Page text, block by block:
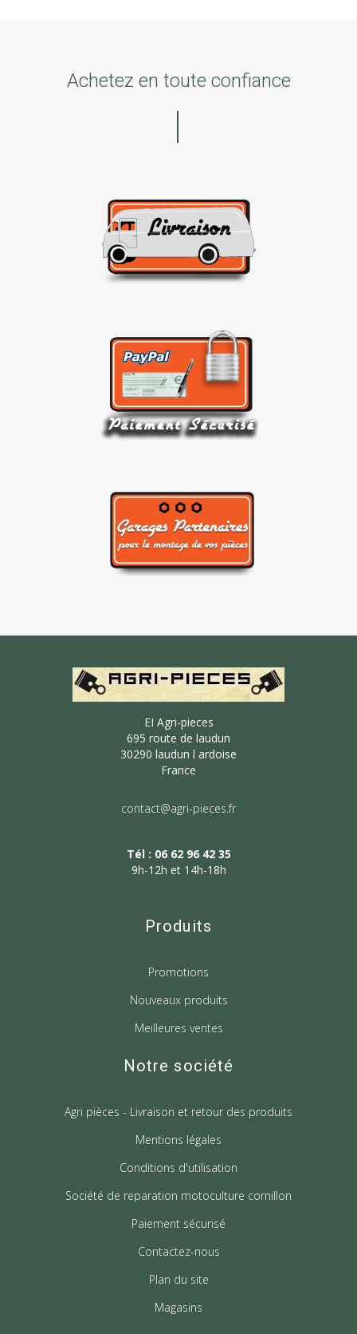
Achetez en toute confiance
EI Agri-pieces
695 route de laudun
30290 laudun l ardoise
France
contact@agri-pieces.fr
Tél : 06 62 96 42 35
9h-12h et 14h-18h
Produits
Promotions
Nouveaux produits
Meilleures ventes
Notre société
Agri pièces - Livraison et retour des produits
Mentions légales
Conditions d'utilisation
Société de reparation motoculture cornillon
Paiement sécurisé
Contactez-nous
Plan du site
Magasins